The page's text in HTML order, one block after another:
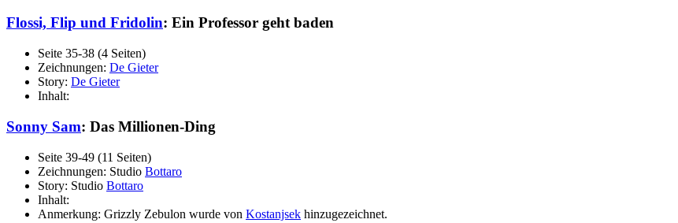
Flossi, Flip und Fridolin: Ein Professor geht baden
Seite 35-38 (4 Seiten)
Zeichnungen: De Gieter
Story: De Gieter
Inhalt:
Sonny Sam: Das Millionen-Ding
Seite 39-49 (11 Seiten)
Zeichnungen: Studio Bottaro
Story: Studio Bottaro
Inhalt:
Anmerkung: Grizzly Zebulon wurde von Kostanjsek hinzugezeichnet.